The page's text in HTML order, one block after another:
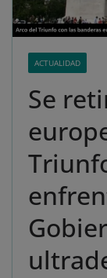
ACTUALIDAD
Se